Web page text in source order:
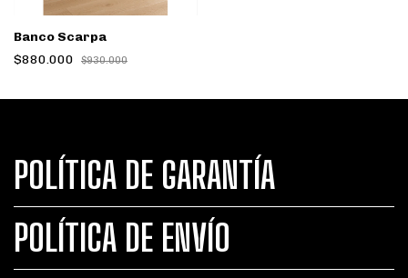
Banco Scarpa
$880.000
$930.000
POLÍTICA DE GARANTÍA
POLÍTICA DE ENVÍO